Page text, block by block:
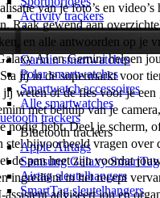
Activity trackers
Apple watches
Samsung Galaxy watches
Garmin smartwatches
Polar smartwatches
Smartwatch accessoires
Alle smartwatches
trackers
Bluetooth trackers
Apple Airtags
Samsung Galaxy SmartTag
Airtag sleutelhangers
SmartTag sleutelhangers
van je foto’s en
Raak gewend aan
en alle antwoorden op je
AI en Gemini helpen
jij in de supermarkt voor
weten of de fles voor je een
met behulp van je
nodig hebt. Deel je scherm,
stel bijvoorbeeld vragen over
de pan heet zijn voordat
ingrediënt in het recept
adviseert jou en